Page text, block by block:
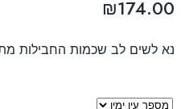
₪174.00
נא לשים לב שכמות החבילות